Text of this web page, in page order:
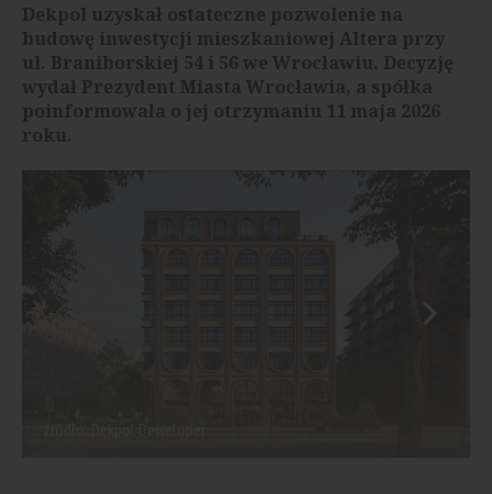
Dekpol uzyskał ostateczne pozwolenie na
budowę inwestycji mieszkaniowej Altera przy
ul. Braniborskiej 54 i 56 we Wrocławiu. Decyzję
wydał Prezydent Miasta Wrocławia, a spółka
poinformowała o jej otrzymaniu 11 maja 2026
roku.